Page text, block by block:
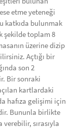
etme yeteneği
katkıda bulunmak
şekilde toplam 8
üzerine dizip
Açtığı bir
son 2
Bir sonraki
kartlardaki
hafıza gelişimi için
Bununla birlikte
sırasıyla